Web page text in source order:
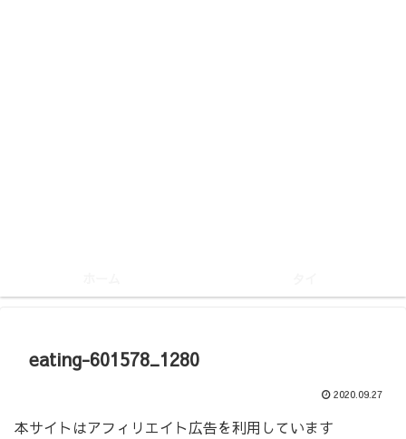
eating-601578_1280
2020.09.27
本サイトはアフィリエイト広告を利用しています